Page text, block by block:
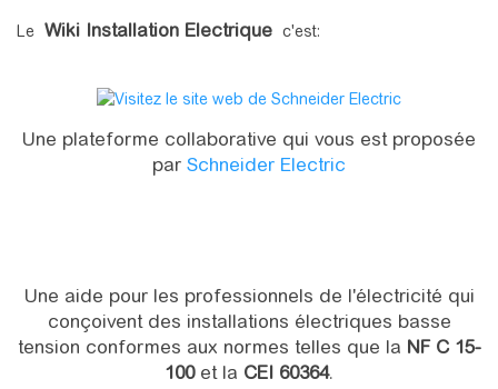
Le Wiki Installation Electrique c'est:
Une plateforme collaborative qui vous est proposée
par Schneider Electric
Une aide pour les professionnels de l'électricité qui
conçoivent des installations électriques basse
tension conformes aux normes telles que la NF C 15-
100et la CEI 60364.